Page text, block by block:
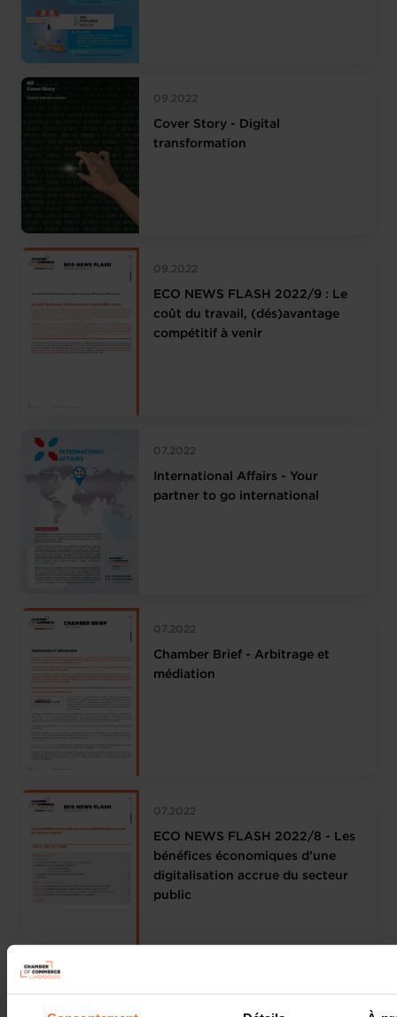
09.2022
Cover Story - Digital
transformation
09.2022
ECO NEWS FLASH 2022/9 : Le
coût du travail, (dés)avantage
compétitif à venir
07.2022
International Affairs - Your
partner to go international
07.2022
Chamber Brief - Arbitrage et
médiation
07.2022
ECO NEWS FLASH 2022/8 - Les
bénéfices économiques d’une
digitalisation accrue du secteur
public
07.2022